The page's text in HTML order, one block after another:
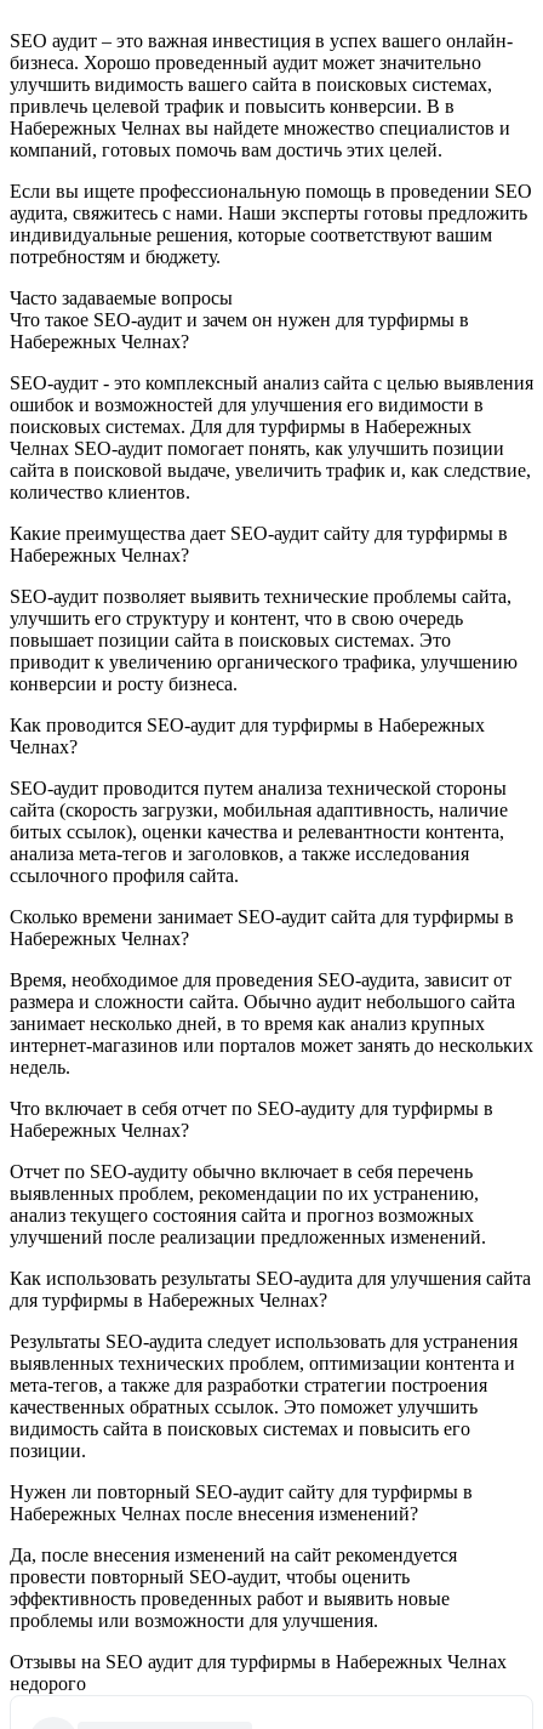
SEO аудит – это важная инвестиция в успех вашего онлайн-
бизнеса. Хорошо проведенный аудит может значительно
улучшить видимость вашего сайта в поисковых системах,
привлечь целевой трафик и повысить конверсии. В в
Набережных Челнах вы найдете множество специалистов и
компаний, готовых помочь вам достичь этих целей.
Если вы ищете профессиональную помощь в проведении SEO
аудита, свяжитесь с нами. Наши эксперты готовы предложить
индивидуальные решения, которые соответствуют вашим
потребностям и бюджету.
Часто задаваемые вопросы
Что такое SEO-аудит и зачем он нужен для турфирмы в
Набережных Челнах?
SEO-аудит - это комплексный анализ сайта с целью выявления
ошибок и возможностей для улучшения его видимости в
поисковых системах. Для для турфирмы в Набережных
Челнах SEO-аудит помогает понять, как улучшить позиции
сайта в поисковой выдаче, увеличить трафик и, как следствие,
количество клиентов.
Какие преимущества дает SEO-аудит сайту для турфирмы в
Набережных Челнах?
SEO-аудит позволяет выявить технические проблемы сайта,
улучшить его структуру и контент, что в свою очередь
повышает позиции сайта в поисковых системах. Это
приводит к увеличению органического трафика, улучшению
конверсии и росту бизнеса.
Как проводится SEO-аудит для турфирмы в Набережных
Челнах?
SEO-аудит проводится путем анализа технической стороны
сайта (скорость загрузки, мобильная адаптивность, наличие
битых ссылок), оценки качества и релевантности контента,
анализа мета-тегов и заголовков, а также исследования
ссылочного профиля сайта.
Сколько времени занимает SEO-аудит сайта для турфирмы в
Набережных Челнах?
Время, необходимое для проведения SEO-аудита, зависит от
размера и сложности сайта. Обычно аудит небольшого сайта
занимает несколько дней, в то время как анализ крупных
интернет-магазинов или порталов может занять до нескольких
недель.
Что включает в себя отчет по SEO-аудиту для турфирмы в
Набережных Челнах?
Отчет по SEO-аудиту обычно включает в себя перечень
выявленных проблем, рекомендации по их устранению,
анализ текущего состояния сайта и прогноз возможных
улучшений после реализации предложенных изменений.
Как использовать результаты SEO-аудита для улучшения сайта
для турфирмы в Набережных Челнах?
Результаты SEO-аудита следует использовать для устранения
выявленных технических проблем, оптимизации контента и
мета-тегов, а также для разработки стратегии построения
качественных обратных ссылок. Это поможет улучшить
видимость сайта в поисковых системах и повысить его
позиции.
Нужен ли повторный SEO-аудит сайту для турфирмы в
Набережных Челнах после внесения изменений?
Да, после внесения изменений на сайт рекомендуется
провести повторный SEO-аудит, чтобы оценить
эффективность проведенных работ и выявить новые
проблемы или возможности для улучшения.
Отзывы на SEO аудит для турфирмы в Набережных Челнах
недорого